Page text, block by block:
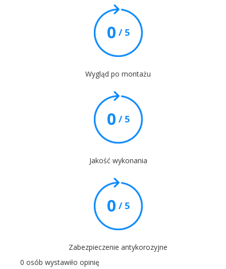
0 / 5
Wygląd po montażu
0 / 5
Jakość wykonania
0 / 5
Zabezpieczenie antykorozyjne
0 osób wystawiło opinię